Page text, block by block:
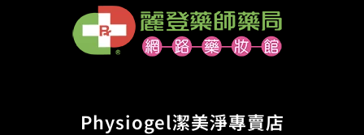
Physiogel潔美淨專賣店